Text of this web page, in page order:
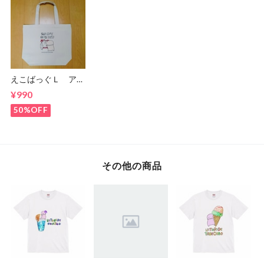
えこばっぐＬ アウ
¥990
50%OFF
その他の商品